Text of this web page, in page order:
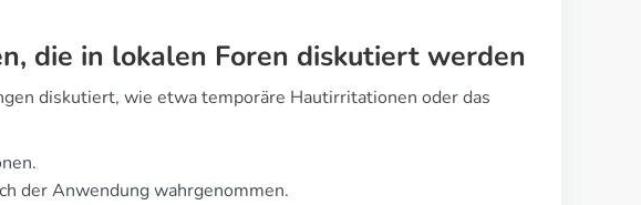
die in lokalen Foren diskutiert werden
diskutiert, wie etwa temporäre Hautirritationen oder das
der Anwendung wahrgenommen.